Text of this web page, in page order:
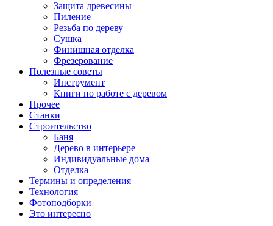
Защита древесины
Пиление
Резьба по дереву
Сушка
Финишная отделка
Фрезерование
Полезные советы
Инструмент
Книги по работе с деревом
Прочее
Станки
Строительство
Баня
Дерево в интерьере
Индивидуальные дома
Отделка
Термины и определения
Технология
Фотоподборки
Это интересно